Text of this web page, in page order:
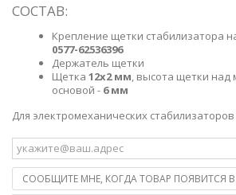
СОСТАВ:
Крепление щетки стабилизатора
0577-62536396
Держатель щетки
Щетка 12х2 мм, высота щетки над
основой - 6 мм
Для электромеханических
СООБЩИТЕ МНЕ, КОГДА ТОВАР ПОЯВИТСЯ